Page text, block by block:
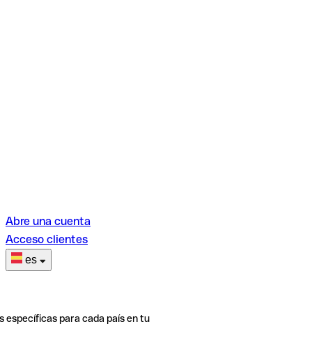
Abre una cuenta
Acceso clientes
es
específicas para cada país en tu